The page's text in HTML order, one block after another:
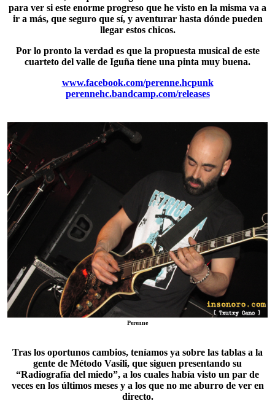
para ver si este enorme progreso que he visto en la misma va a
ir a más, que seguro que sí, y aventurar hasta dónde pueden
llegar estos chicos.
Por lo pronto la verdad es que la propuesta musical de este
cuarteto del valle de Iguña tiene una pinta muy buena.
www.facebook.com/perenne.hcpunk
perennehc.bandcamp.com/releases
Perenne
Tras los oportunos cambios, teníamos ya sobre las tablas a la
gente de Método Vasili, que siguen presentando su
“Radiografía del miedo”, a los cuales había visto un par de
veces en los últimos meses y a los que no me aburro de ver en
directo.